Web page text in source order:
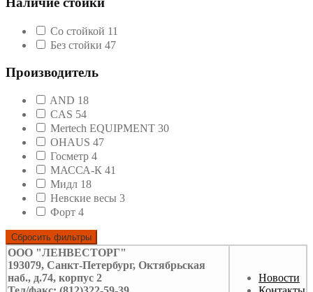
Со стойкой 11
Без стойки 47
Производитель
AND 18
CAS 54
Mertech EQUIPMENT 30
OHAUS 47
Госметр 4
МАССА-К 41
Мидл 18
Невские весы 3
Форт 4
ООО "ЛЕНВЕСТОРГ"
193079, Санкт-Петербург, Октябрьская
наб., д.74, корпус 2
Новости